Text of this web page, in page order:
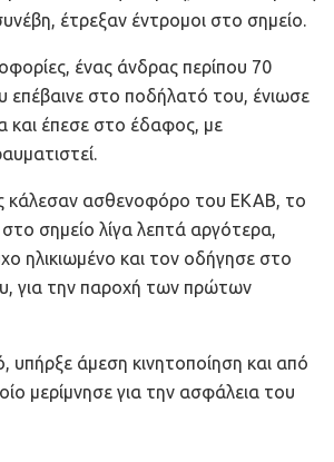
έτρεξαν έντρομοι στο σημείο.
ένας άνδρας περίπου 70
επέβαινε στο ποδήλατό του, ένιωσε
και έπεσε στο έδαφος, με
κάλεσαν ασθενοφόρο του ΕΚΑΒ, το
σημείο λίγα λεπτά αργότερα,
ηλικιωμένο και τον οδήγησε στο
για την παροχή των πρώτων
υπήρξε άμεση κινητοποίηση και από
μερίμνησε για την ασφάλεια του